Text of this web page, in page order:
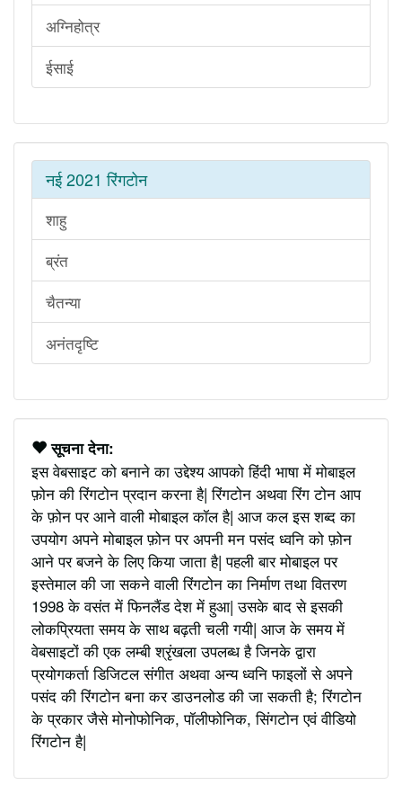
अग्निहोत्र
ईसाई
नई 2021 रिंगटोन
शाहु
ब्रंत
चैतन्या
अनंतदृष्टि
सूचना देना:
इस वेबसाइट को बनाने का उद्देश्य आपको हिंदी भाषा में मोबाइल
फ़ोन की रिंगटोन प्रदान करना है| रिंगटोन अथवा रिंग टोन आप
के फ़ोन पर आने वाली मोबाइल कॉल है| आज कल इस शब्द का
उपयोग अपने मोबाइल फ़ोन पर अपनी मन पसंद ध्वनि को फ़ोन
आने पर बजने के लिए किया जाता है| पहली बार मोबाइल पर
इस्तेमाल की जा सकने वाली रिंगटोन का निर्माण तथा वितरण
1998 के वसंत में फिनलैंड देश में हुआ| उसके बाद से इसकी
लोकप्रियता समय के साथ बढ़ती चली गयी| आज के समय में
वेबसाइटों की एक लम्बी श्रृंखला उपलब्ध है जिनके द्वारा
प्रयोगकर्ता डिजिटल संगीत अथवा अन्य ध्वनि फाइलों से अपने
पसंद की रिंगटोन बना कर डाउनलोड की जा सकती है; रिंगटोन
के प्रकार जैसे मोनोफोनिक, पॉलीफोनिक, सिंगटोन एवं वीडियो
रिंगटोन है|